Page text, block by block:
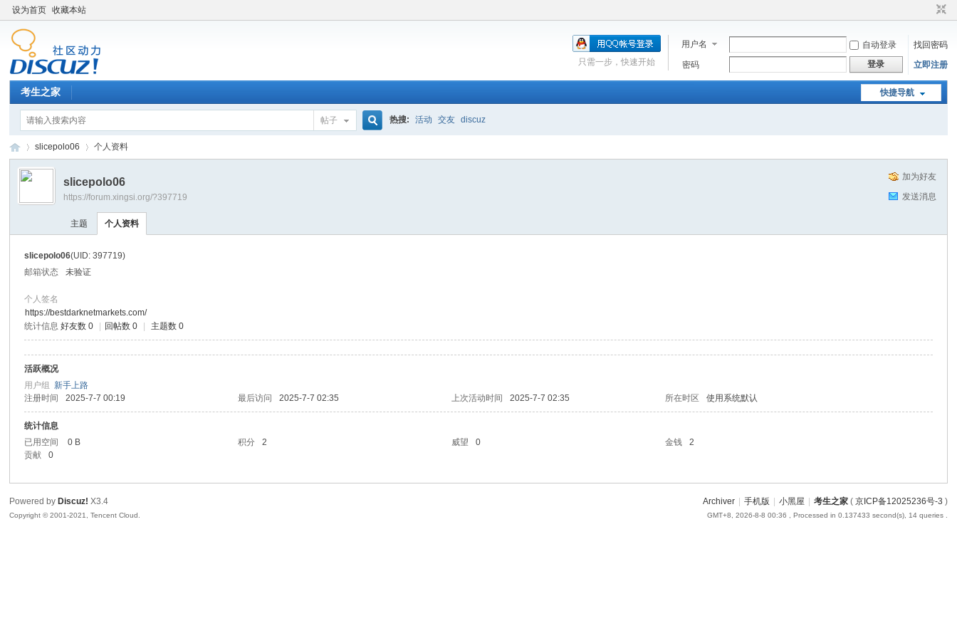
设为首页 收藏本站
用户名 自动登录
找回密码
密码
登录 立即注册
只需一步，快速开始
快捷导航
考生之家
帖子 热搜: 活动 交友 discuz
›
slicepolo06 个人资料
加为好友
发送消息
slicepolo06
https://forum.xingsi.org/?397719
主题 个人资料
slicepolo06(UID: 397719)
邮箱状态
未验证
个人签名
https://bestdarknetmarkets.com/
统计信息 好友数 0 回帖数 0 主题数 0
活跃概况
用户组新手上路
注册时间
2025-7-7 00:19 最后访问 2025-7-7 02:35 上次活动时间 2025-7-7 02:35 所在时区 使用系统默认
统计信息
已用空间
0 B 积分 2 威望 0 金钱
2
贡献
0
Archiver 手机版 小黑屋 考生之家( 京ICP备12025236号-3 )
GMT+8, 2026-8-8 00:36 , Processed in 0.137433 second(s), 14 queries .
Powered by Discuz! X3.4
Copyright © 2001-2021, Tencent Cloud.